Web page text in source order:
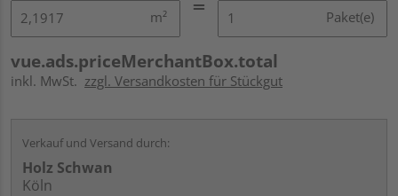
m² Paket(e)
vue.ads.priceMerchantBox.total
inkl. MwSt. zzgl. Versandkosten für Stückgut
Verkauf und Versand durch:
Holz Schwan
Köln